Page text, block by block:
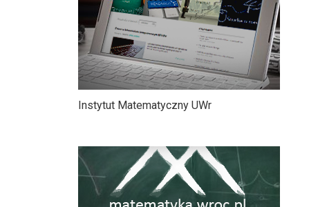
Instytut Matematyczny UWr